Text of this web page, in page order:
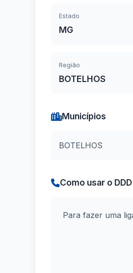
Estado
MG
Região
BOTELHOS
Municípios
BOTELHOS
Como usar o
Para fazer uma